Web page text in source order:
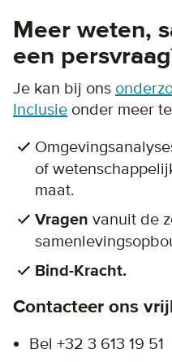
Meer weten,
een
Je kan bij ons
Inclusie onder meer
of
maat.
Vragen vanuit de
Bind-Kracht.
Contacteer ons
Bel +32 3 613 19 51